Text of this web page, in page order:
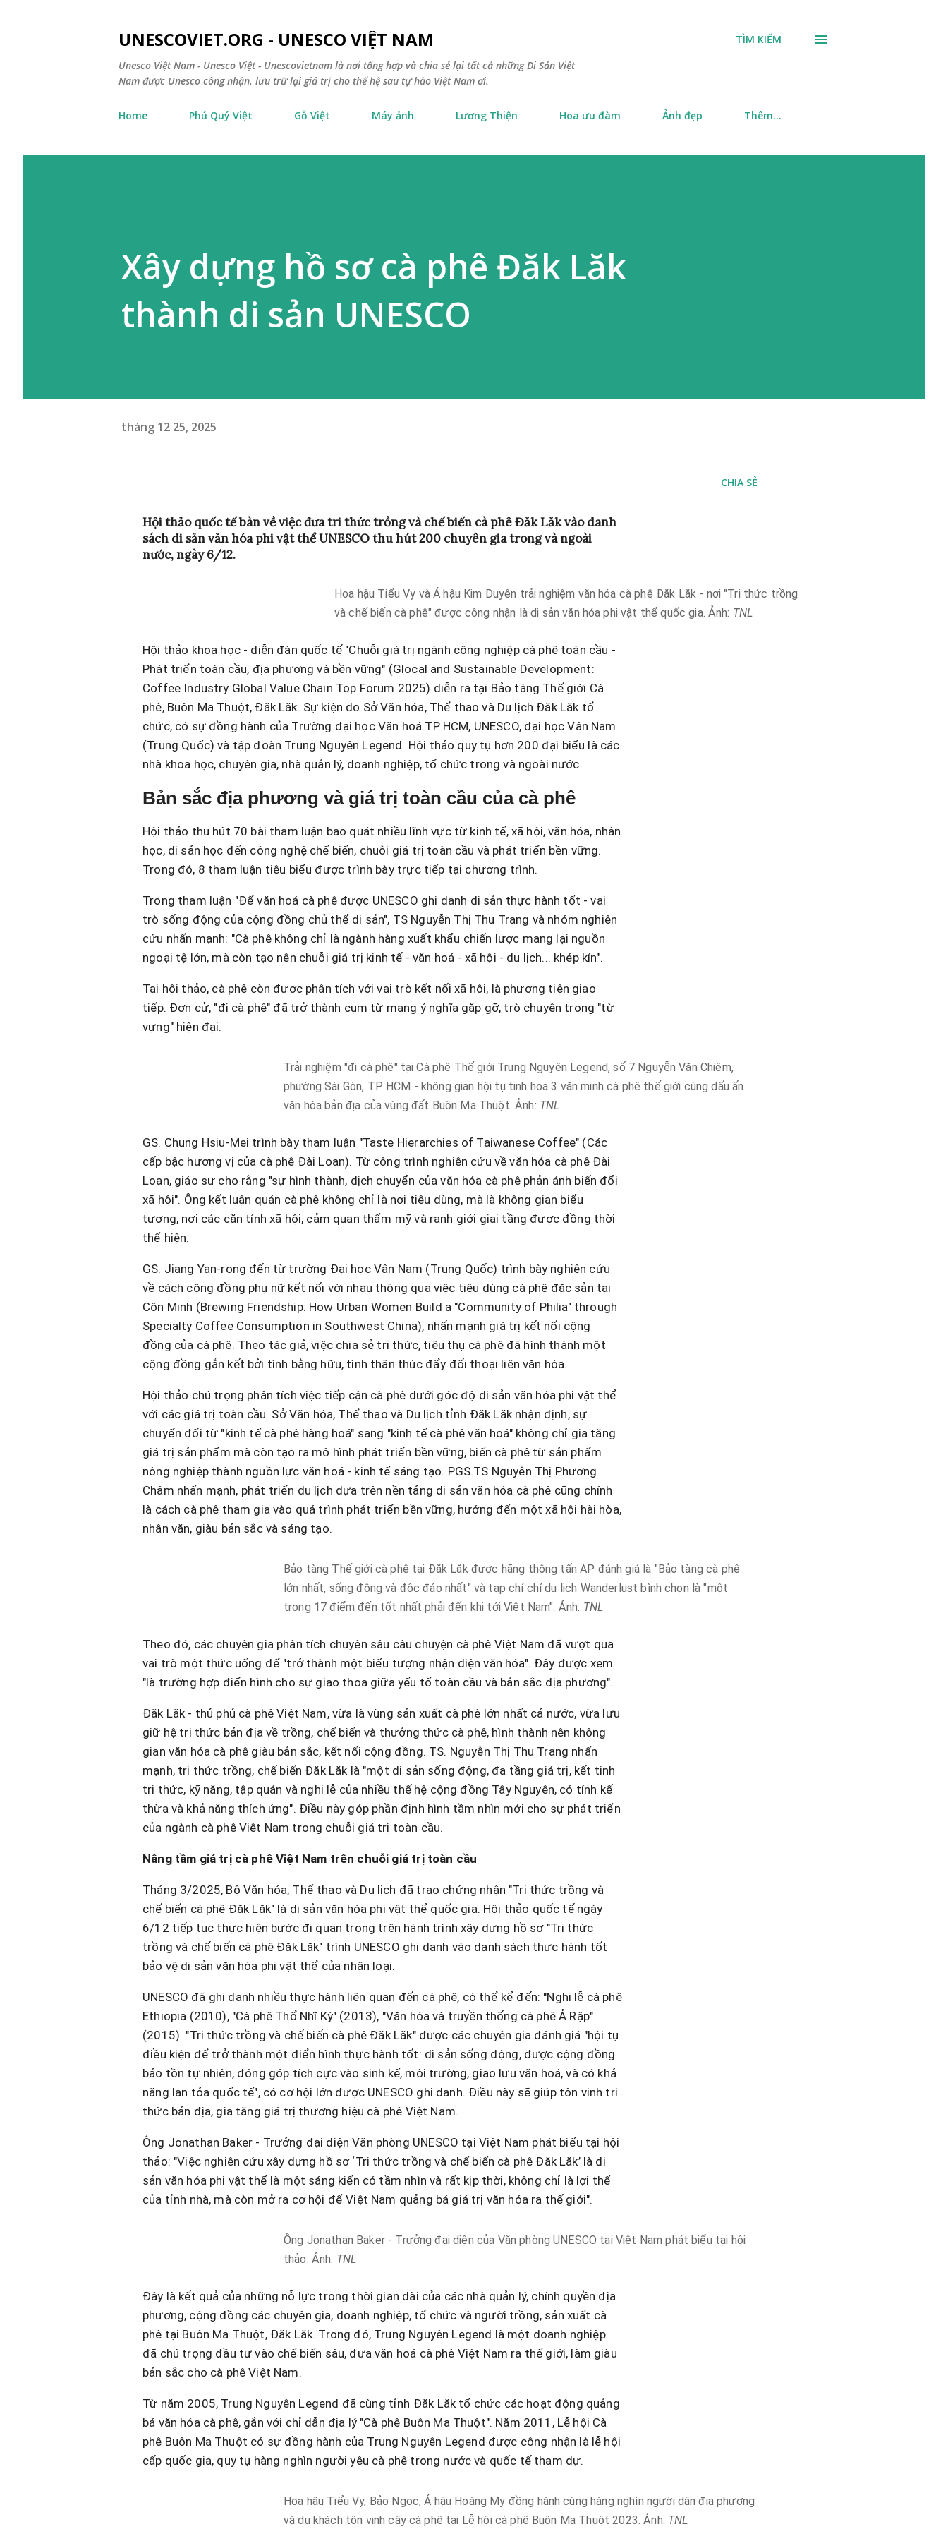
UNESCOVIET.ORG - UNESCO VIỆT NAM
Unesco Việt Nam - Unesco Việt - Unescovietnam là nơi tổng hợp và chia sẻ lại tất cả những Di Sản Việt
Nam được Unesco công nhận. lưu trữ lại giá trị cho thế hệ sau tự hào Việt Nam ơi.
TÌM KIẾM
Home Phú Quý Việt Gỗ Việt Máy ảnh Lương Thiện Hoa ưu đàm Ảnh đẹp Thêm…
Xây dựng hồ sơ cà phê Đăk Lăk
thành di sản UNESCO
tháng 12 25, 2025
Hội thảo quốc tế bàn về việc đưa tri thức trồng và chế biến cà phê Đăk Lăk vào danh
sách di sản văn hóa phi vật thể UNESCO thu hút200 chuyên gia trong và ngoài
nước, ngày 6/12.
Hoa hậu Tiểu Vy và Á hậu Kim Duyên trải nghiệm văn hóa cà phê Đăk Lăk - nơi "Tri thức trồng
và chế biến cà phê" được công nhận là di sản văn hóa phi vật thể quốc gia. Ảnh: TNL
Hội thảo khoa học - diễn đàn quốc tế "Chuỗi giá trị ngành công nghiệp cà phê toàn cầu -
Phát triển toàn cầu, địa phương và bền vững" (Glocal and Sustainable Development:
Coffee Industry Global Value Chain Top Forum 2025) diễn ra tại Bảo tàng Thế giới Cà
phê, Buôn Ma Thuột, Đăk Lăk. Sự kiện do Sở Văn hóa, Thể thao và Du lịch Đăk Lăk tổ
chức, có sự đồng hành của Trường đại học Văn hoá TP HCM, UNESCO, đại học Vân Nam
(Trung Quốc) và tập đoàn Trung Nguyên Legend. Hội thảo quy tụ hơn 200 đại biểu là các
nhà khoa học, chuyên gia, nhà quản lý, doanh nghiệp, tổ chức trong và ngoài nước.
Bản sắc địa phương và giá trị toàn cầu của cà phê
Hội thảo thu hút 70 bài tham luận bao quát nhiều lĩnh vực từ kinh tế, xã hội, văn hóa, nhân
học, di sản học đến công nghệ chế biến, chuỗi giá trị toàn cầu và phát triển bền vững.
Trong đó, 8 tham luận tiêu biểu được trình bày trực tiếp tại chương trình.
Trong tham luận "Để văn hoá cà phê được UNESCO ghi danh di sản thực hành tốt - vai
trò sống động của cộng đồng chủ thể di sản", TS Nguyễn Thị Thu Trang và nhóm nghiên
cứu nhấn mạnh: "Cà phê không chỉ là ngành hàng xuất khẩu chiến lược mang lại nguồn
ngoại tệ lớn, mà còn tạo nên chuỗi giá trị kinh tế - văn hoá - xã hội - du lịch... khép kín".
Tại hội thảo, cà phê còn được phân tích với vai trò kết nối xã hội, là phương tiện giao
tiếp. Đơn cử, "đi cà phê" đã trở thành cụm từ mang ý nghĩa gặp gỡ, trò chuyện trong "từ
vựng" hiện đại.
Trải nghiệm "đi cà phê" tại Cà phê Thế giới Trung Nguyên Legend, số 7 Nguyễn Văn Chiêm,
phường Sài Gòn, TP HCM - không gian hội tụ tinh hoa 3 văn minh cà phê thế giới cùng dấu ấn
văn hóa bản địa của vùng đất Buôn Ma Thuột. Ảnh: TNL
GS. Chung Hsiu-Mei trình bày tham luận "Taste Hierarchies of Taiwanese Coffee" (Các
cấp bậc hương vị của cà phê Đài Loan). Từ công trình nghiên cứu về văn hóa cà phê Đài
Loan, giáo sư cho rằng "sự hình thành, dịch chuyển của văn hóa cà phê phản ánh biến đổi
xã hội". Ông kết luận quán cà phê không chỉ là nơi tiêu dùng, mà là không gian biểu
tượng, nơi các căn tính xã hội, cảm quan thẩm mỹ và ranh giới giai tầng được đồng thời
thể hiện.
GS. Jiang Yan-rong đến từ trường Đại học Vân Nam (Trung Quốc) trình bày nghiên cứu
về cách cộng đồng phụ nữ kết nối với nhau thông qua việc tiêu dùng cà phê đặc sản tại
Côn Minh (Brewing Friendship: How Urban Women Build a "Community of Philia" through
Specialty Coffee Consumption in Southwest China), nhấn mạnh giá trị kết nối cộng
đồng của cà phê. Theo tác giả, việc chia sẻ tri thức, tiêu thụ cà phê đã hình thành một
cộng đồng gắn kết bởi tình bằng hữu, tình thân thúc đẩy đối thoại liên văn hóa.
Hội thảo chú trọng phân tích việc tiếp cận cà phê dưới góc độ di sản văn hóa phi vật thể
với các giá trị toàn cầu. Sở Văn hóa, Thể thao và Du lịch tỉnh Đăk Lăk nhận định, sự
chuyển đổi từ "kinh tế cà phê hàng hoá" sang "kinh tế cà phê văn hoá" không chỉ gia tăng
giá trị sản phẩm mà còn tạo ra mô hình phát triển bền vững, biến cà phê từ sản phẩm
nông nghiệp thành nguồn lực văn hoá - kinh tế sáng tạo. PGS.TS Nguyễn Thị Phương
Châm nhấn mạnh, phát triển du lịch dựa trên nền tảng di sản văn hóa cà phê cũng chính
là cách cà phê tham gia vào quá trình phát triển bền vững, hướng đến một xã hội hài hòa,
nhân văn, giàu bản sắc và sáng tạo.
Bảo tàng Thế giới cà phê tại Đăk Lăk được hãng thông tấn AP đánh giá là "Bảo tàng cà phê
lớn nhất, sống động và độc đáo nhất" và tạp chí chí du lịch Wanderlust bình chọn là "một
trong 17 điểm đến tốt nhất phải đến khi tới Việt Nam". Ảnh: TNL
Theo đó, các chuyên gia phân tích chuyên sâu câu chuyện cà phê Việt Nam đã vượt qua
vai trò một thức uống để "trở thành một biểu tượng nhận diện văn hóa". Đây được xem
"là trường hợp điển hình cho sự giao thoa giữa yếu tố toàn cầu và bản sắc địa phương".
Đăk Lăk - thủ phủ cà phê Việt Nam, vừa là vùng sản xuất cà phê lớn nhất cả nước, vừa lưu
giữ hệ tri thức bản địa về trồng, chế biến và thưởng thức cà phê, hình thành nên không
gian văn hóa cà phê giàu bản sắc, kết nối cộng đồng. TS. Nguyễn Thị Thu Trang nhấn
mạnh, tri thức trồng, chế biến Đăk Lăk là "một di sản sống động, đa tầng giá trị, kết tinh
tri thức, kỹ năng, tập quán và nghi lễ của nhiều thế hệ cộng đồng Tây Nguyên, có tính kế
thừa và khả năng thích ứng". Điều này góp phần định hình tầm nhìn mới cho sự phát triển
của ngành cà phê Việt Nam trong chuỗi giá trị toàn cầu.
Nâng tầm giá trị cà phê Việt Nam trên chuỗi giá trị toàn cầu
Tháng 3/2025, Bộ Văn hóa, Thể thao và Du lịch đã trao chứng nhận "Tri thức trồng và
chế biến cà phê Đăk Lăk" là di sản văn hóa phi vật thể quốc gia. Hội thảo quốc tế ngày
6/12 tiếp tục thực hiện bước đi quan trọng trên hành trình xây dựng hồ sơ "Tri thức
trồng và chế biến cà phê Đăk Lăk" trình UNESCO ghi danh vào danh sách thực hành tốt
bảo vệ di sản văn hóa phi vật thể của nhân loại.
UNESCO đã ghi danh nhiều thực hành liên quan đến cà phê, có thể kể đến: "Nghi lễ cà phê
Ethiopia (2010), "Cà phê Thổ Nhĩ Kỳ" (2013), "Văn hóa và truyền thống cà phê Ả Rập"
(2015). "Tri thức trồng và chế biến cà phê Đăk Lăk" được các chuyên gia đánh giá "hội tụ
điều kiện để trở thành một điển hình thực hành tốt: di sản sống động, được cộng đồng
bảo tồn tự nhiên, đóng góp tích cực vào sinh kế, môi trường, giao lưu văn hoá, và có khả
năng lan tỏa quốc tế", có cơ hội lớn được UNESCO ghi danh. Điều này sẽ giúp tôn vinh tri
thức bản địa, gia tăng giá trị thương hiệu cà phê Việt Nam.
Ông Jonathan Baker - Trưởng đại diện Văn phòng UNESCO tại Việt Nam phát biểu tại hội
thảo: "Việc nghiên cứu xây dựng hồ sơ ‘Tri thức trồng và chế biến cà phê Đăk Lăk’ là di
sản văn hóa phi vật thể là một sáng kiến có tầm nhìn và rất kịp thời, không chỉ là lợi thế
của tỉnh nhà, mà còn mở ra cơ hội để Việt Nam quảng bá giá trị văn hóa ra thế giới".
Ông Jonathan Baker - Trưởng đại diện của Văn phòng UNESCO tại Việt Nam phát biểu tại hội
thảo. Ảnh: TNL
Đây là kết quả của những nỗ lực trong thời gian dài của các nhà quản lý, chính quyền địa
phương, cộng đồng các chuyên gia, doanh nghiệp, tổ chức và người trồng, sản xuất cà
phê tại Buôn Ma Thuột, Đăk Lăk. Trong đó, Trung Nguyên Legend là một doanh nghiệp
đã chú trọng đầu tư vào chế biến sâu, đưa văn hoá cà phê Việt Nam ra thế giới, làm giàu
bản sắc cho cà phê Việt Nam.
Từ năm 2005, Trung Nguyên Legend đã cùng tỉnh Đăk Lăk tổ chức các hoạt động quảng
bá văn hóa cà phê, gắn với chỉ dẫn địa lý "Cà phê Buôn Ma Thuột". Năm 2011, Lễ hội Cà
phê Buôn Ma Thuột có sự đồng hành của Trung Nguyên Legend được công nhận là lễ hội
cấp quốc gia, quy tụ hàng nghìn người yêu cà phê trong nước và quốc tế tham dự.
Hoa hậu Tiểu Vy, Bảo Ngọc, Á hậu Hoàng My đồng hành cùng hàng nghìn người dân địa phương
và du khách tôn vinh cây cà phê tại Lễ hội cà phê Buôn Ma Thuột 2023. Ảnh: TNL
CHIA SẺ